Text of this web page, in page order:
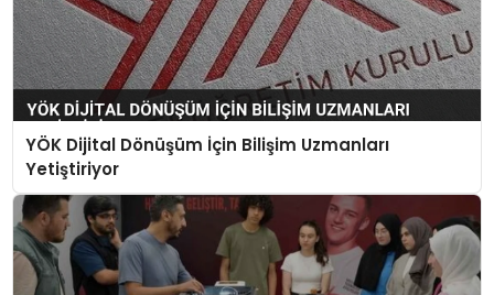
YÖK Dijital Dönüşüm İçin Bilişim Uzmanları
Yetiştiriyor